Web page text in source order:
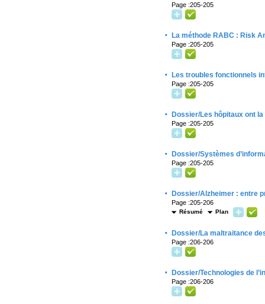
Page :205-205
· La méthode RABC : Risk
Page :205-205
· Les troubles fonctionnels
Page :205-205
· Dossier/Les hôpitaux ont
Page :205-205
· Dossier/Systèmes
Page :205-205
· Dossier/Alzheimer : entre
Page :205-206
Résumé Plan
· Dossier/La maltraitance
Page :206-206
· Dossier/Technologies de
Page :206-206